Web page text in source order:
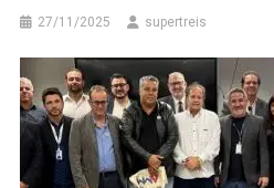
27/11/2025 supertreis